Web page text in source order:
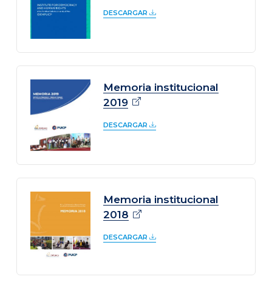
DESCARGAR
Memoria institucional
2019
DESCARGAR
Memoria institucional
2018
DESCARGAR